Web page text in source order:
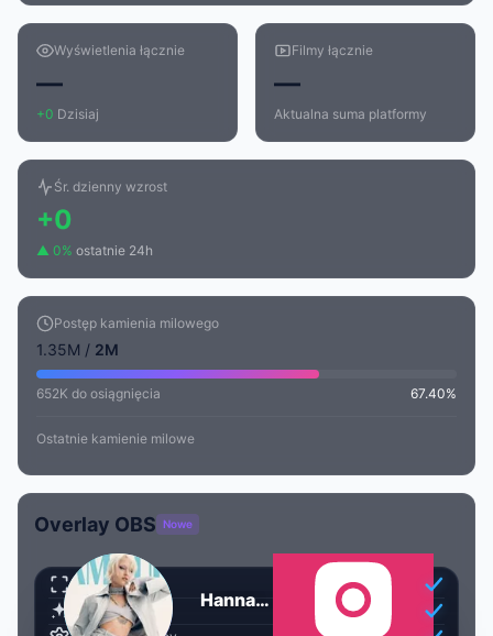
Wyświetlenia łącznie
—
+0 Dzisiaj
Filmy łącznie
—
Aktualna suma platformy
Śr. dzienny wzrost
+0
▲ 0% ostatnie 24h
Postęp kamienia milowego
1.35M / 2M
652K do osiągnięcia 67.40%
Ostatnie kamienie milowe
Overlay OBS Nowe
Hanna Puchalska
Przezroczysty
Animowany